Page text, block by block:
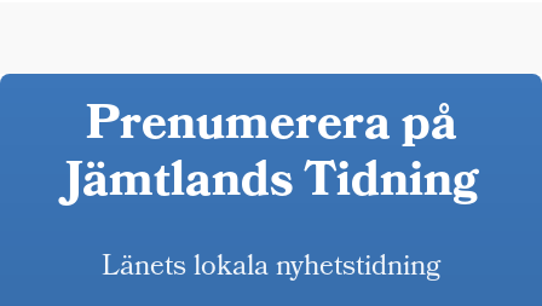
Prenumerera på
Jämtlands Tidning
Länets lokala nyhetstidning